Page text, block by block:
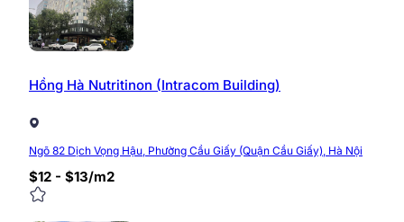
Hồng Hà Nutritinon (Intracom Building)
Ngõ 82 Dịch Vọng Hậu, Phường Cầu Giấy (Quận Cầu Giấy), Hà Nội
$12 - $13/m2